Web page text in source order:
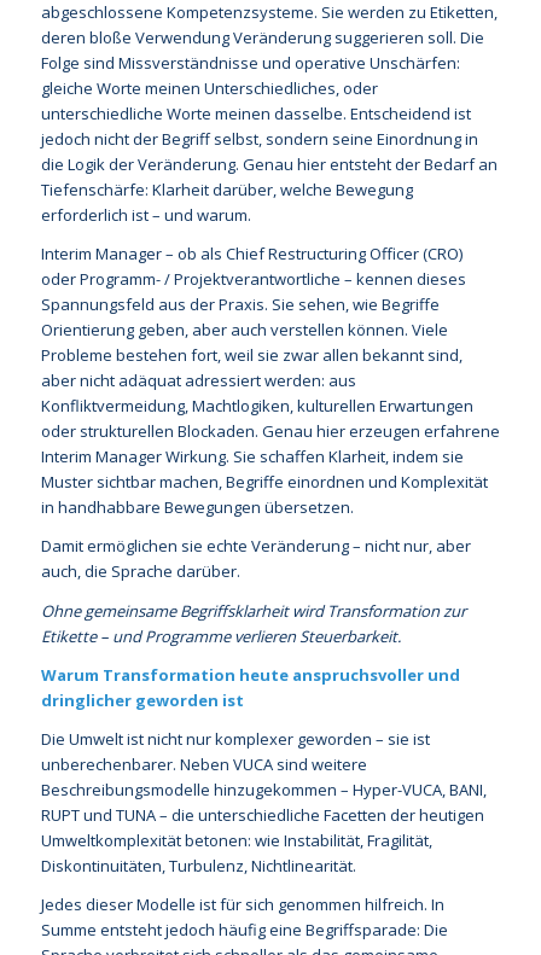
abgeschlossene Kompetenzsysteme. Sie werden zu Etiketten,
deren bloße Verwendung Veränderung suggerieren soll. Die
Folge sind Missverständnisse und operative Unschärfen:
gleiche Worte meinen Unterschiedliches, oder
unterschiedliche Worte meinen dasselbe. Entscheidend ist
jedoch nicht der Begriff selbst, sondern seine Einordnung in
die Logik der Veränderung. Genau hier entsteht der Bedarf an
Tiefenschärfe: Klarheit darüber, welche Bewegung
erforderlich ist – und warum.
Interim Manager – ob als Chief Restructuring Officer (CRO)
oder Programm- / Projektverantwortliche – kennen dieses
Spannungsfeld aus der Praxis. Sie sehen, wie Begriffe
Orientierung geben, aber auch verstellen können. Viele
Probleme bestehen fort, weil sie zwar allen bekannt sind,
aber nicht adäquat adressiert werden: aus
Konfliktvermeidung, Machtlogiken, kulturellen Erwartungen
oder strukturellen Blockaden. Genau hier erzeugen erfahrene
Interim Manager Wirkung. Sie schaffen Klarheit, indem sie
Muster sichtbar machen, Begriffe einordnen und Komplexität
in handhabbare Bewegungen übersetzen.
Damit ermöglichen sie echte Veränderung – nicht nur, aber
auch, die Sprache darüber.
Ohne gemeinsame Begriffsklarheit wird Transformation zur
Etikette – und Programme verlieren Steuerbarkeit.
Warum Transformation heute anspruchsvoller und
dringlicher geworden ist
Die Umwelt ist nicht nur komplexer geworden – sie ist
unberechenbarer. Neben VUCA sind weitere
Beschreibungsmodelle hinzugekommen – Hyper-VUCA, BANI,
RUPT und TUNA – die unterschiedliche Facetten der heutigen
Umweltkomplexität betonen: wie Instabilität, Fragilität,
Diskontinuitäten, Turbulenz, Nichtlinearität.
Jedes dieser Modelle ist für sich genommen hilfreich. In
Summe entsteht jedoch häufig eine Begriffsparade: Die